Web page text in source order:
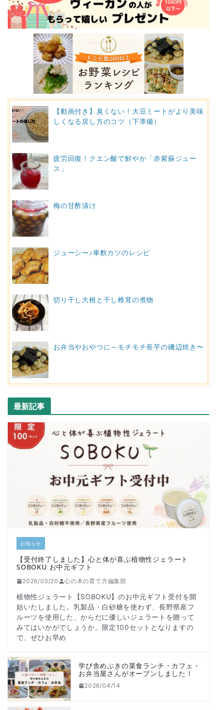
【動画付き】臭くない！大豆ミートがより美味
しくなる戻し方のコツ（下準備）
疲労回復！クエン酸で鮮やか「赤紫蘇ジュー
ス」
梅の甘酢漬け
ジューシー♪車麩カツのレシピ
切り干し大根と干し椎茸の煮物
お弁当やおやつに～モチモチ長芋の磯辺焼き〜
最新記事
お知らせ
【受付終了しました】心と体が喜ぶ植物性ジェラート
SOBOKU お中元ギフト
2026/05/20 心の木の育て方編集部
植物性ジェラート【SOBOKU】のお中元ギフト受付を開
始いたしました。乳製品・白砂糖を使わず、長野県産フ
ルーツを使用した、からだに優しいジェラートを贈って
みてはいかがでしょうか。限定100セットとなりますの
で、ぜひお早め
学び舎めぶきの菜食ランチ・カフェ・
お弁当屋さんがオープンしました！
2026/04/14